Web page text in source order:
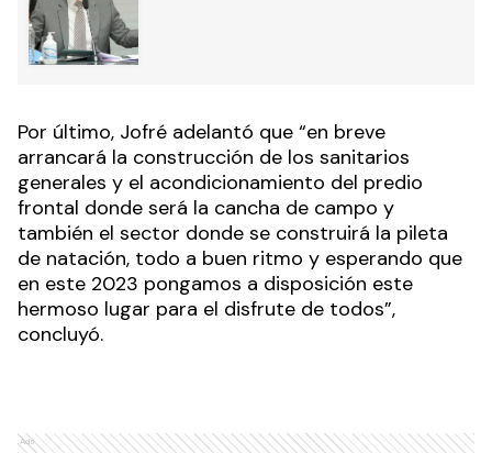
Por último, Jofré adelantó que “en breve
arrancará la construcción de los sanitarios
generales y el acondicionamiento del predio
frontal donde será la cancha de campo y
también el sector donde se construirá la pileta
de natación, todo a buen ritmo y esperando que
en este 2023 pongamos a disposición este
hermoso lugar para el disfrute de todos”,
concluyó.
Ads